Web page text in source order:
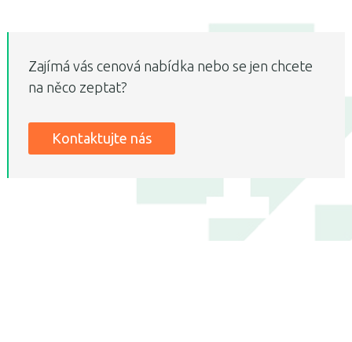
Zajímá vás cenová nabídka nebo se jen chcete
na něco zeptat?
Kontaktujte nás